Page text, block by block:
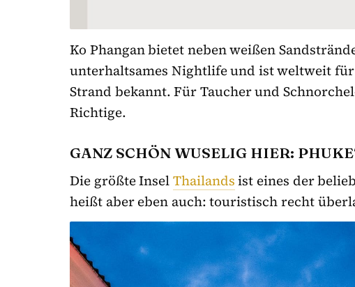
Ko Phangan bietet neben weißen
unterhaltsames Nightlife und ist weltweit
Strand bekannt. Für Taucher und
Richtige.
GANZ SCHÖN WUSELIG HIER:
Die größte InselThailandsist eines der
heißt aber eben auch: touristisch recht